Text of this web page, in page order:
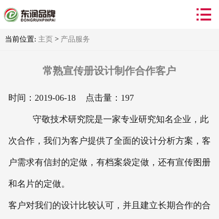
合作客户
关于我们
联系我们

当前位置: 主页 > 产品服务
常熟宣传册设计制作合作客户
时间：2019-06-18 点击量： 197
守敬技术研究院是一家专业研究知名企业，此
次合作，我们为客户提供了全面的设计分析方案，客
户需求有信封的定做，有档案袋定做，还有宣传图册
和名片的定做。
客户对我们的设计比较认可，并且建立长期合作的合